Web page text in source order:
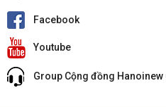
Facebook
Youtube
Group Cộng đồng Hanoinew